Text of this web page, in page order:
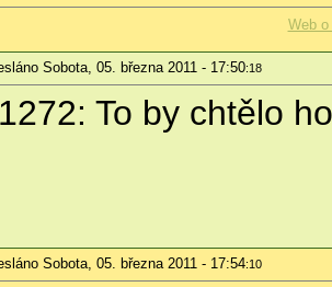
Web o
Sobota, 05. března 2011 - 17:50:18
To by chtělo
Sobota, 05. března 2011 - 17:54:10